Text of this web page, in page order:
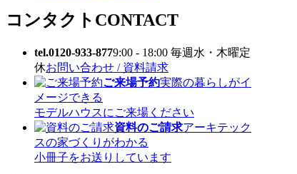
コンタクト CONTACT
tel.0120-933-8779:00 - 18:00 毎週水・木曜定
休お問い合わせ / 資料請求
ご来場予約実際の暮らしがイ
メージできる
モデルハウスにご来場ください
資料のご請求アーキテック
スの家づくりがわかる
小冊子をお送りしています